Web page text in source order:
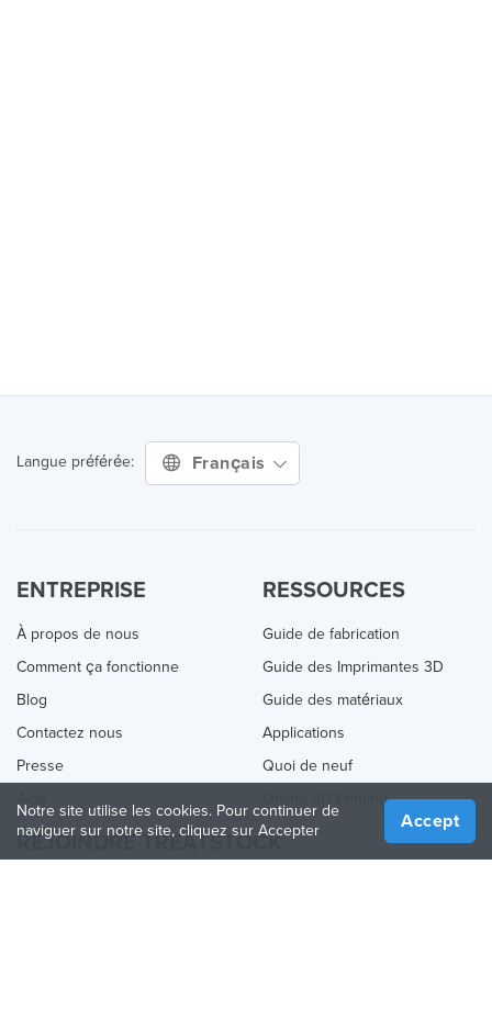
Langue préférée: Français
ENTREPRISE
À propos de nous
Comment ça fonctionne
Blog
Contactez nous
Presse
RESSOURCES
Guide de fabrication
Guide des Imprimantes 3D
Guide des matériaux
Applications
Quoi de neuf
Online 3D Printing
REJOINDRE TREATSTOCK
Notre site utilise les cookies. Pour continuer de
naviguer sur notre site, cliquez sur Accepter
Accept